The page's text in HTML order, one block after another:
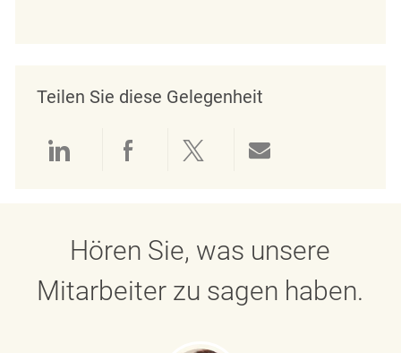
Teilen Sie diese Gelegenheit
Über LinkedIn teilen
Über Facebook teilen
Über Twitter teilen
Hören Sie, was unsere
Mitarbeiter zu sagen haben.